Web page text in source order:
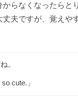
らなくなったらと
丈夫ですが、覚えや
。
cute.」